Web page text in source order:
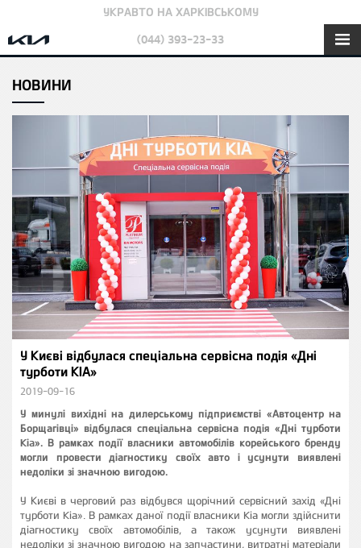
УКРАВТО НА ХАРКІВСЬКОМУ
(044) 393-23-33
НОВИНИ
У Києві відбулася спеціальна сервісна подія «Дні
турботи KIA»
2019-09-16
У минулі вихідні на дилерському підприємстві «Автоцентр на
Борщагівці» відбулася спеціальна сервісна подія «Дні турботи
Kia». В рамках події власники автомобілів корейського бренду
могли провести діагностику своїх авто і усунути виявлені
недоліки зі значною вигодою.
У Києві в черговий раз відбувся щорічний сервісний захід «Дні
турботи Kia». В рамках даної події власники Kia могли здійснити
діагностику своїх автомобілів, а також усунути виявлені
недоліки зі значною вигодою на запчастини, витратні матеріали